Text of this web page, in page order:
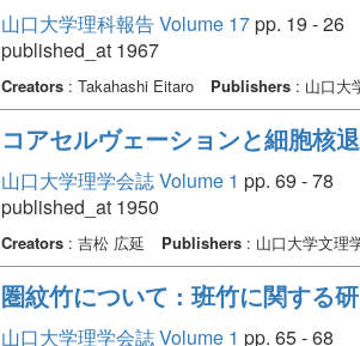
山口大学理科報告 Volume 17pp. 19 - 26
published_at 1967
Creators: Takahashi Eitaro Publishers: 山口大
コアセルヴェーションと細胞核
山口大学理学会誌 Volume 1 pp. 69 - 78
published_at 1950
Creators: 吉松 広延 Publishers: 山口大学文理
圏紋竹について : 班竹に関する
山口大学理学会誌 Volume 1 pp. 65 - 68